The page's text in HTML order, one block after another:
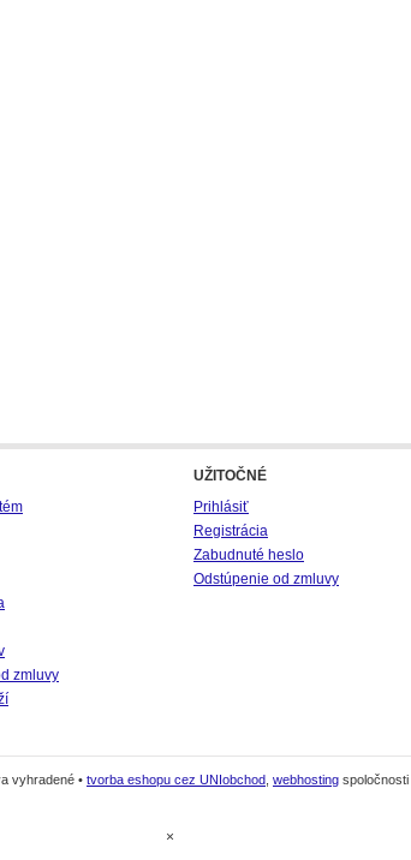
zmluvy
UŽITOČNÉ
Prihlásiť
Registrácia
Zabudnuté heslo
Odstúpenie od zmluvy
vyhradené • tvorba eshopu cez UNIobchod webhosting spoločnosti
×